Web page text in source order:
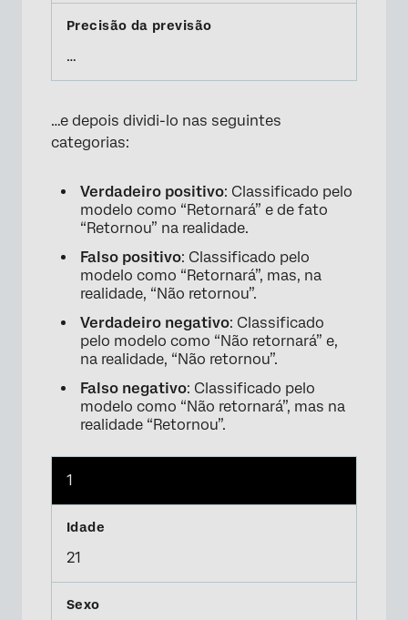
…
…e depois dividi-lo nas seguintes
categorias:
Verdadeiro positivo: Classificado pelo
modelo como “Retornará” e de fato
“Retornou” na realidade.
Falso positivo: Classificado pelo
modelo como “Retornará”, mas, na
realidade, “Não retornou”.
Verdadeiro negativo: Classificado
pelo modelo como “Não retornará” e,
na realidade, “Não retornou”.
Falso negativo: Classificado pelo
modelo como “Não retornará”, mas na
realidade “Retornou”.
1
21